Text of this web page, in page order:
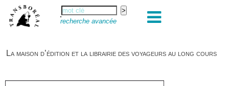
recherche avancée
La maison d’édition et la librairie des voyageurs au long cours